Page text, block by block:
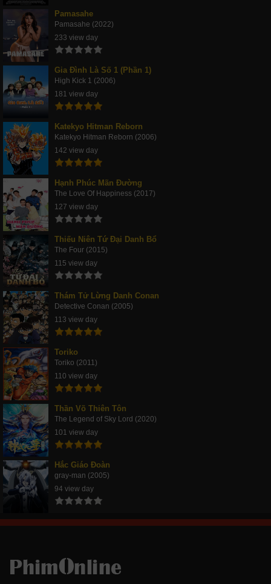
Pamasahe
Pamasahe (2022)
233 view day
Gia Đình Là Số 1 (Phần 1)
High Kick 1 (2006)
181 view day
Katekyo Hitman Reborn
Katekyo Hitman Reborn (2006)
142 view day
Hạnh Phúc Mãn Đường
The Love Of Happiness (2017)
127 view day
Thiếu Niên Tứ Đại Danh Bổ
The Four (2015)
115 view day
Thám Tử Lừng Danh Conan
Detective Conan (2005)
113 view day
Toriko
Toriko (2011)
110 view day
Thần Võ Thiên Tôn
The Legend of Sky Lord (2020)
101 view day
Hắc Giáo Đoàn
gray-man (2005)
94 view day